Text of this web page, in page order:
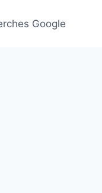
Google